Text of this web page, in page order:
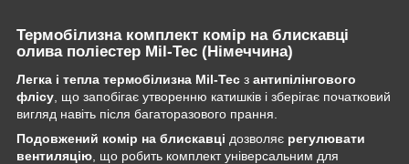
Термобілизна комплект комір на блискавці
олива поліестер Mil-Tec (Німеччина)
Легка і тепла термобілизна Mil-Tec з антипілінгового
флісу , що запобігає утворенню катишків і зберігає початковий
вигляд навіть після багаторазового прання.
Подовжений комір на блискавці дозволяє регулювати
вентиляцію , що робить комплект універсальним для